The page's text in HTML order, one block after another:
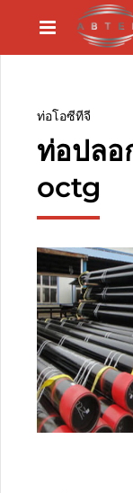
ท่อโอซีทีจี
ท่อปลอ
octg